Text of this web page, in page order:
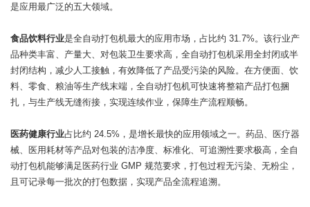
是应用最广泛的五大领域。
食品饮料行业是全自动打包机最大的应用市场，占比约 31.7%。该行业产
品种类丰富、产量大、对包装卫生要求高，全自动打包机采用全封闭或半
封闭结构，减少人工接触，有效降低了产品受污染的风险。在方便面、饮
料、零食、粮油等生产线末端，全自动打包机可快速将整箱产品打包捆
扎，与生产线无缝衔接，实现连续作业，保障生产流程顺畅。
医药健康行业占比约 24.5%，是增长最快的应用领域之一。药品、医疗器
械、医用耗材等产品对包装的洁净度、标准化、可追溯性要求极高，全自
动打包机能够满足医药行业 GMP 规范要求，打包过程无污染、无粉尘，
且可记录每一批次的打包数据，实现产品全流程追溯。